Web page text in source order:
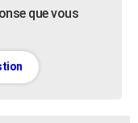
que vous